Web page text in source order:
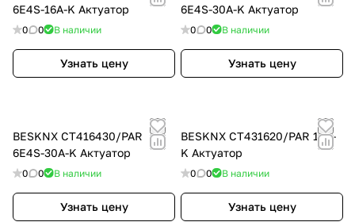
6E4S-16A-K Актуатор
0 0 В наличии
Узнать цену
6E4S-30A-K Актуатор
0 0 В наличии
Узнать цену
BESKNX CT416430/PAR
6E4S-30A-K Актуатор
0 0 В наличии
Узнать цену
BESKNX CT431620/PAR 16S-
K Актуатор
0 0 В наличии
Узнать цену